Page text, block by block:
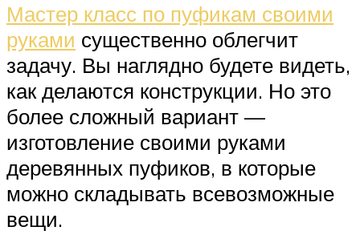
Мастер класс по пуфикам своими
руками существенно облегчит
задачу. Вы наглядно будете видеть,
как делаются конструкции. Но это
более сложный вариант —
изготовление своими руками
деревянных пуфиков, в которые
можно складывать всевозможные
вещи.